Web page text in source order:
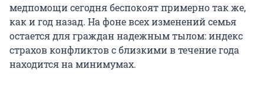
медпомощи сегодня беспокоят примерно так же,
как и год назад. На фоне всех изменений семья
остается для граждан надежным тылом: индекс
страхов конфликтов с близкими в течение года
находится на минимумах.